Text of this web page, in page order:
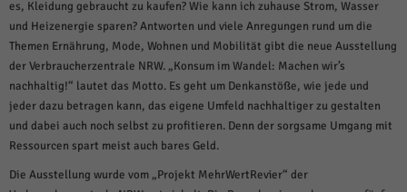
es, Kleidung gebraucht zu kaufen? Wie kann ich zuhause Strom, Wasser
und Heizenergie sparen? Antworten und viele Anregungen rund um die
Themen Ernährung, Mode, Wohnen und Mobilität gibt die neue Ausstellung
der Verbraucherzentrale NRW. „Konsum im Wandel: Machen wir’s
nachhaltig!“ lautet das Motto. Es geht um Denkanstöße, wie jede und
jeder dazu betragen kann, das eigene Umfeld nachhaltiger zu gestalten
und dabei auch noch selbst zu profitieren. Denn der sorgsame Umgang mit
Ressourcen spart meist auch bares Geld.
Die Ausstellung wurde vom „Projekt MehrWertRevier“ der
auswählen.
Alle akzeptieren Speichern und weiter
Zurück
Datenschutzeinstellungen
Essenziell (1)
Essenzielle Cookies ermöglichen grundlegende Funktionen und sind für die
einwandfreie Funktion der Website erforderlich.